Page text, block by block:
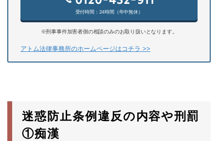
受付時間：24時間（年中無休）
※刑事事件加害者側の相談のみのお取り扱いとなります。
アトム法律事務所のホームページはコチラ >>
迷惑防止条例違反の内容や刑罰
①痴漢